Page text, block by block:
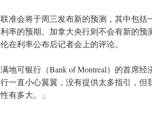
联准会将于周三发布新的预测，其中包
利率的预期。加拿大央行则不会有新的
伦在利率公布后记者会上的评论。
满地可银行（Bank of Montreal）的首席
行一直小心翼翼，没有提供太多指引，
性有多大。」